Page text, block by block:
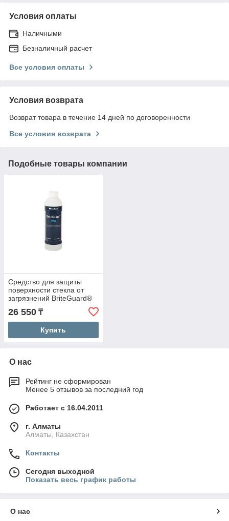
Условия оплаты
Наличными
Безналичный расчет
Все условия оплаты
Условия возврата
Возврат товара в течение 14 дней по договоренности
Все условия возврата
Подобные товары компании
Средство для защиты
поверхности стекла от
загрязнений BriteGuard®
Pro 500 мл.
26 550 ₸
Купить
О нас
Рейтинг не сформирован
Менее 5 отзывов за последний год
Работает с 16.04.2011
г. Алматы
Алматы, Казахстан
Контакты
Сегодня выходной
Показать весь график работы
О нас